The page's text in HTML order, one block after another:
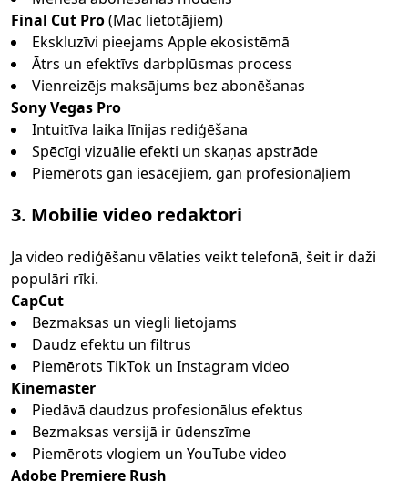
Final Cut Pro(Mac lietotājiem)
Ekskluzīvi pieejams Apple ekosistēmā
Ātrs un efektīvs darbplūsmas process
Vienreizējs maksājums bez abonēšanas
Sony Vegas Pro
Intuitīva laika līnijas rediģēšana
Spēcīgi vizuālie efekti un skaņas apstrāde
Piemērots gan iesācējiem, gan profesionāļiem
3. Mobilie video redaktori
Ja video rediģēšanu vēlaties veikt telefonā, šeit ir daži
populāri rīki.
CapCut
Bezmaksas un viegli lietojams
Daudz efektu un filtrus
Piemērots TikTok un Instagram video
Kinemaster
Piedāvā daudzus profesionālus efektus
Bezmaksas versijā ir ūdenszīme
Piemērots vlogiem un YouTube video
Adobe Premiere Rush